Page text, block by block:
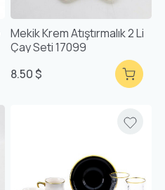
Mekik Krem Atıştırmalık 2 Li
Çay Seti 17099
8.50 $